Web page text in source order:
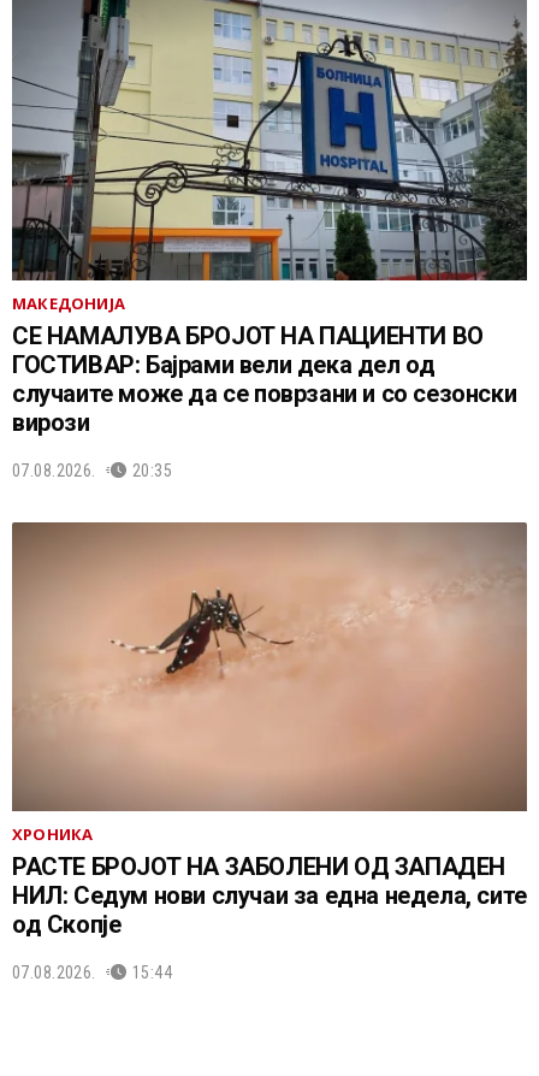
МАКЕДОНИЈА
СЕ НАМАЛУВА БРОЈОТ НА ПАЦИЕНТИ ВО
ГОСТИВАР: Бајрами вели дека дел од
случаите може да се поврзани и со сезонски
вирози
07.08.2026. 20:35
ХРОНИКА
РАСТЕ БРОЈОТ НА ЗАБОЛЕНИ ОД ЗАПАДЕН
НИЛ: Седум нови случаи за една недела, сите
од Скопје
07.08.2026. 15:44